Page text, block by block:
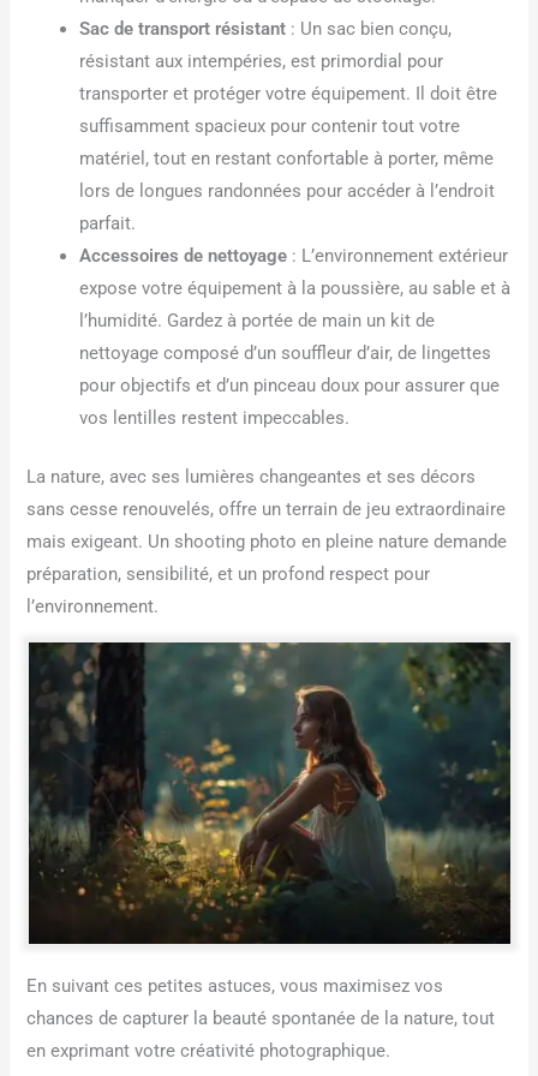
Sac de transport résistant : Un sac bien conçu,
résistant aux intempéries, est primordial pour
transporter et protéger votre équipement. Il doit être
suffisamment spacieux pour contenir tout votre
matériel, tout en restant confortable à porter, même
lors de longues randonnées pour accéder à l’endroit
parfait.
Accessoires de nettoyage : L’environnement extérieur
expose votre équipement à la poussière, au sable et à
l’humidité. Gardez à portée de main un kit de
nettoyage composé d’un souffleur d’air, de lingettes
pour objectifs et d’un pinceau doux pour assurer que
vos lentilles restent impeccables.
La nature, avec ses lumières changeantes et ses décors
sans cesse renouvelés, offre un terrain de jeu extraordinaire
mais exigeant. Un shooting photo en pleine nature demande
préparation, sensibilité, et un profond respect pour
l’environnement.
En suivant ces petites astuces, vous maximisez vos
chances de capturer la beauté spontanée de la nature, tout
en exprimant votre créativité photographique.